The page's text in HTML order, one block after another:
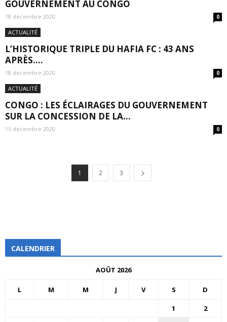
GOUVERNEMENT AU CONGO
18 décembre 2020 0
ACTUALITÉ
L’HISTORIQUE TRIPLE DU HAFIA FC : 43 ANS
APRÈS….
18 décembre 2020 0
ACTUALITÉ
CONGO : LES ÉCLAIRAGES DU GOUVERNEMENT
SUR LA CONCESSION DE LA...
15 décembre 2020 0
1 2 3
CALENDRIER
AOÛT 2026
L M M J V S D
1
2